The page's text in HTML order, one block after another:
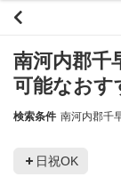
南河内郡千
可能なおす
検索条件 南河内郡千
日祝OK